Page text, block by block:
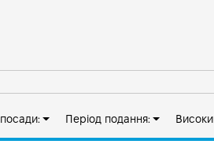
Період подання: